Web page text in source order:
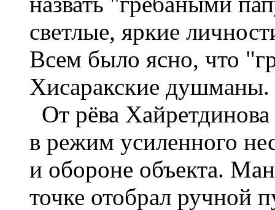
светлые, яркие
Всем было ясно, что
Хисаракские душманы.
От рёва
в режим усиленного
и обороне объекта.
точке отобрал ручной